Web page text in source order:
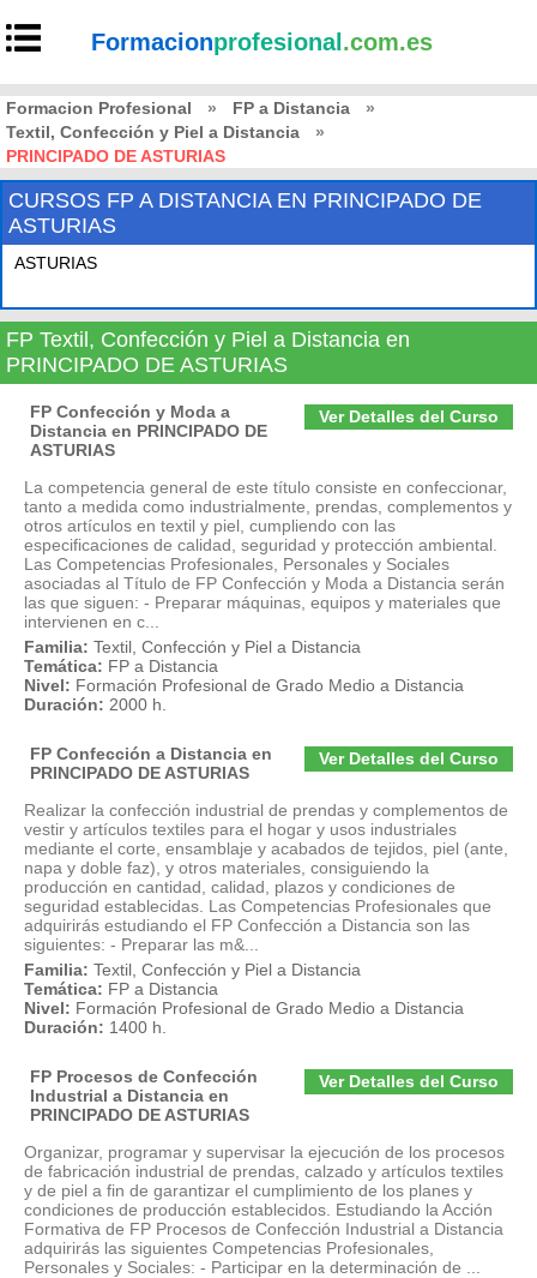
Formacionprofesional .com.es
Formacion Profesional » FP a Distancia
»
Textil, Confección y Piel a Distancia
»
PRINCIPADO DE ASTURIAS
CURSOS FP A DISTANCIA EN PRINCIPADO DE
ASTURIAS
ASTURIAS
FP Textil, Confección y Piel a Distancia en
PRINCIPADO DE ASTURIAS
Ver Detalles del Curso
FP Confección y Moda a
Distancia en PRINCIPADO DE
ASTURIAS
La competencia general de este título consiste en confeccionar,
tanto a medida como industrialmente, prendas, complementos y
otros artículos en textil y piel, cumpliendo con las
especificaciones de calidad, seguridad y protección ambiental.
Las Competencias Profesionales, Personales y Sociales
asociadas al Título de FP Confección y Moda a Distancia serán
las que siguen: - Preparar máquinas, equipos y materiales que
intervienen en c...
Familia: Textil, Confección y Piel a Distancia
Temática: FP a Distancia
Nivel: Formación Profesional de Grado Medio a Distancia
Duración: 2000 h.
Ver Detalles del Curso
FP Confección a Distancia en
PRINCIPADO DE ASTURIAS
Realizar la confección industrial de prendas y complementos de
vestir y artículos textiles para el hogar y usos industriales
mediante el corte, ensamblaje y acabados de tejidos, piel (ante,
napa y doble faz), y otros materiales, consiguiendo la
producción en cantidad, calidad, plazos y condiciones de
seguridad establecidas. Las Competencias Profesionales que
adquirirás estudiando el FP Confección a Distancia son las
siguientes: - Preparar las m&...
Familia: Textil, Confección y Piel a Distancia
Temática: FP a Distancia
Nivel: Formación Profesional de Grado Medio a Distancia
Duración: 1400 h.
Ver Detalles del Curso
FP Procesos de Confección
Industrial a Distancia en
PRINCIPADO DE ASTURIAS
Organizar, programar y supervisar la ejecución de los procesos
de fabricación industrial de prendas, calzado y artículos textiles
y de piel a fin de garantizar el cumplimiento de los planes y
condiciones de producción establecidos. Estudiando la Acción
Formativa de FP Procesos de Confección Industrial a Distancia
adquirirás las siguientes Competencias Profesionales,
Personales y Sociales: - Participar en la determinación de ...